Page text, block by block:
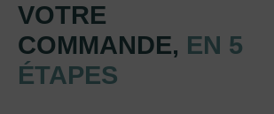
VOTRE
COMMANDE, EN 5
ÉTAPES